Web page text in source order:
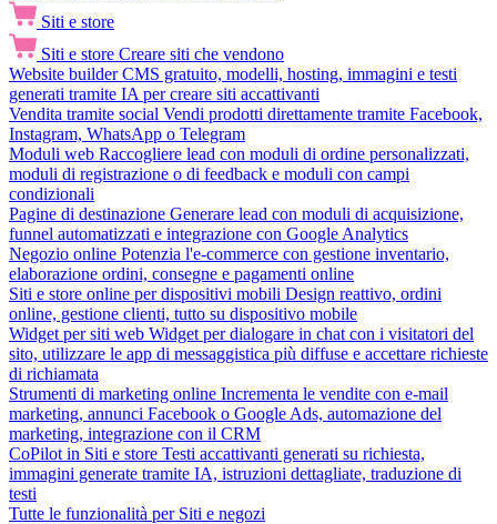
Siti e store
Siti e store Creare siti che vendono
Website builder CMS gratuito, modelli, hosting, immagini e testi
generati tramite IA per creare siti accattivanti
Vendita tramite social Vendi prodotti direttamente tramite Facebook,
Instagram, WhatsApp o Telegram
Moduli web Raccogliere lead con moduli di ordine personalizzati,
moduli di registrazione o di feedback e moduli con campi
condizionali
Pagine di destinazione Generare lead con moduli di acquisizione,
funnel automatizzati e integrazione con Google Analytics
Negozio online Potenzia l'e-commerce con gestione inventario,
elaborazione ordini, consegne e pagamenti online
Siti e store online per dispositivi mobili Design reattivo, ordini
online, gestione clienti, tutto su dispositivo mobile
Widget per siti web Widget per dialogare in chat con i visitatori del
sito, utilizzare le app di messaggistica più diffuse e accettare richieste
di richiamata
Strumenti di marketing online Incrementa le vendite con e-mail
marketing, annunci Facebook o Google Ads, automazione del
marketing, integrazione con il CRM
CoPilot in Siti e store Testi accattivanti generati su richiesta,
immagini generate tramite IA, istruzioni dettagliate, traduzione di
testi
Tutte le funzionalità per Siti e negozi